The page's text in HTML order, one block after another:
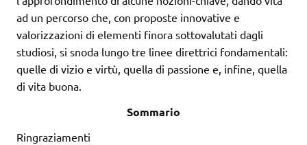
ad un percorso che, con proposte innovative e
valorizzazioni di elementi finora sottovalutati dagli
studiosi, si snoda lungo tre linee direttrici fondamentali:
quelle di vizio e virtù, quella di passione e, infine, quella
di vita buona.
Sommario
Ringraziamenti